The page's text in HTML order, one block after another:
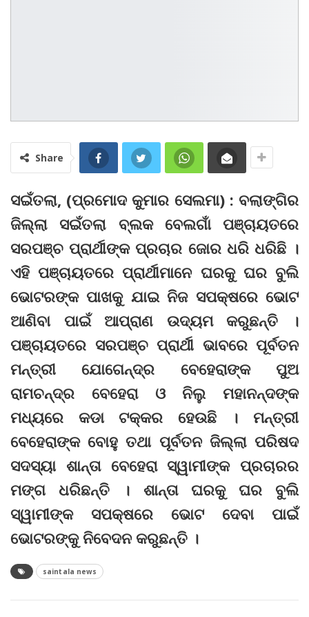
Share
ସଇଁତଲା, (ପ୍ରମୋଦ କୁମାର ସେଲମା) : ବଲାଙ୍ଗିର
ଜିଲ୍ଲା ସଇଁତଲା ବ୍ଲକ ବେଲଗାଁ ପଞ୍ଚାୟତରେ
ସରପଞ୍ଚ ପ୍ରାର୍ଥୀଙ୍କ ପ୍ରଚାର ଜୋର ଧରି ଧରିଛି ।
ଏହି ପଞ୍ଚାୟତରେ ପ୍ରାର୍ଥୀମାନେ ଘରକୁ ଘର ବୁଲି
ଭୋଟରଙ୍କ ପାଖକୁ ଯାଇ ନିଜ ସପକ୍ଷରେ ଭୋଟ
ଆଣିବା ପାଇଁ ଆପ୍ରାଣ ଉଦ୍ୟମ କରୁଛନ୍ତି ।
ପଞ୍ଚାୟତରେ ସରପଞ୍ଚ ପ୍ରାର୍ଥୀ ଭାବରେ ପୂର୍ବତନ
ମନ୍ତ୍ରୀ ଯୋଗେନ୍ଦ୍ର ବେହେରାଙ୍କ ପୁଅ
ରାମଚନ୍ଦ୍ର ବେହେରା ଓ ନିଲୁ ମହାନନ୍ଦଙ୍କ
ମଧ୍ୟରେ କଡା ଟକ୍କର ହେଉଛି । ମନ୍ତ୍ରୀ
ବେହେରାଙ୍କ ବୋହୁ ତଥା ପୂର୍ବତନ ଜିଲ୍ଲା ପରିଷଦ
ସଦସ୍ୟା ଶାନ୍ତା ବେହେରା ସ୍ୱାମୀଙ୍କ ପ୍ରଚାରର
ମଙ୍ଗ ଧରିଛନ୍ତି । ଶାନ୍ତା ଘରକୁ ଘର ବୁଲି
ସ୍ୱାମୀଙ୍କ ସପକ୍ଷରେ ଭୋଟ ଦେବା ପାଇଁ
ଭୋଟରଙ୍କୁ ନିବେଦନ କରୁଛନ୍ତି ।
saintala news